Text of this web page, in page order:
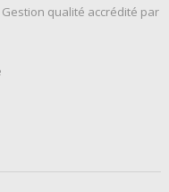
qualité accrédité par